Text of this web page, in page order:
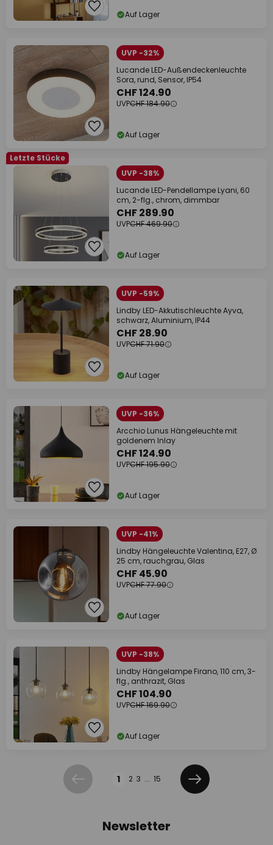
Auf Lager
UVP -32%
Lucande LED-Außendeckenleuchte
Sora, rund, Sensor, IP54
CHF 124.90
UVPCHF 184.90
Auf Lager
Letzte Stücke
UVP -38%
Lucande LED-Pendellampe Lyani, 60
cm, 2-flg., chrom, dimmbar
CHF 289.90
UVPCHF 469.90
Auf Lager
UVP -59%
Lindby LED-Akkutischleuchte Ayva,
schwarz, Aluminium, IP44
CHF 28.90
UVPCHF 71.90
Auf Lager
UVP -36%
Arcchio Lunus Hängeleuchte mit
goldenem Inlay
CHF 124.90
UVPCHF 195.90
Auf Lager
UVP -41%
Lindby Hängeleuchte Valentina, E27, Ø
25 cm, rauchgrau, Glas
CHF 45.90
UVPCHF 77.90
Auf Lager
UVP -38%
Lindby Hängelampe Firano, 110 cm, 3-
flg., anthrazit, Glas
CHF 104.90
UVPCHF 169.90
Auf Lager
Zurück 1 2 3 ... 15
Weiter
Newsletter